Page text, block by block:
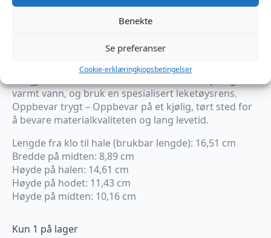
Benekte
Se preferanser
Cookie-erklæringkjopsbetingelser
Platinaherdet silikon – 100 % kroppssikker, giftfri og
Bruk smøring – Øk friksjonen og kontroller
intensiteten med vannbaserte eller hybridglidemidler.
varmt vann, og bruk en spesialisert leketøysrens.
Oppbevar trygt – Oppbevar på et kjølig, tørt sted for
å bevare materialkvaliteten og lang levetid.
Lengde fra klo til hale (brukbar lengde): 16,51 cm
Bredde på midten: 8,89 cm
Høyde på halen: 14,61 cm
Høyde på hodet: 11,43 cm
Høyde på midten: 10,16 cm
Kun 1 på lager